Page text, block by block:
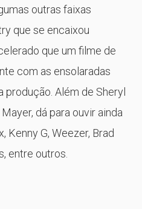
outras faixas
que se encaixou
que um filme de
com as ensolaradas
produção. Além de Sheryl
dá para ouvir ainda
Kenny G, Weezer, Brad
entre outros.